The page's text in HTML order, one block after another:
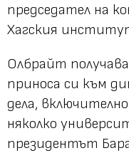
председател на
Хагския
Олбрайт
приноса си към
дела,
няколко
президентът